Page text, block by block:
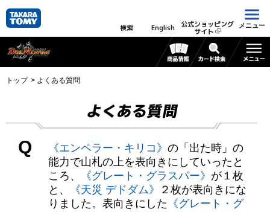
検索 English 公式ショッピング
サイト
メニュー
トップ よくある質問
よくある質問
Q 《エンペラー・キリコ》 の「出た時」の
能力で山札の上を表向きにしていったと
ころ、
《グレート・グラスパー》 が１枚
と、
《天災 デドダム》
２枚が表向きにな
りました。表向きにした 《グレート・グ